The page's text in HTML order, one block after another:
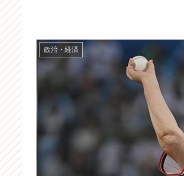
政治・経済